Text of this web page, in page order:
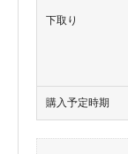
下取り
購入予定時期